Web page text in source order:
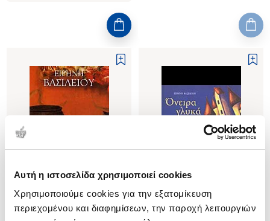
Αυτή η ιστοσελίδα χρησιμοποιεί cookies
Χρησιμοποιούμε cookies για την εξατομίκευση
περιεχομένου και διαφημίσεων, την παροχή λειτουργιών
Εξαντλημένο
(0) (0)